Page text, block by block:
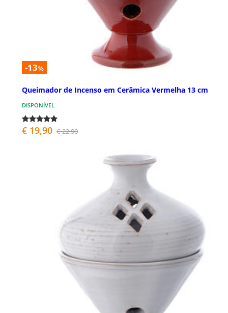
-13%
Queimador de Incenso em Cerâmica Vermelha 13 cm
DISPONÍVEL
€ 19,90 € 22,90